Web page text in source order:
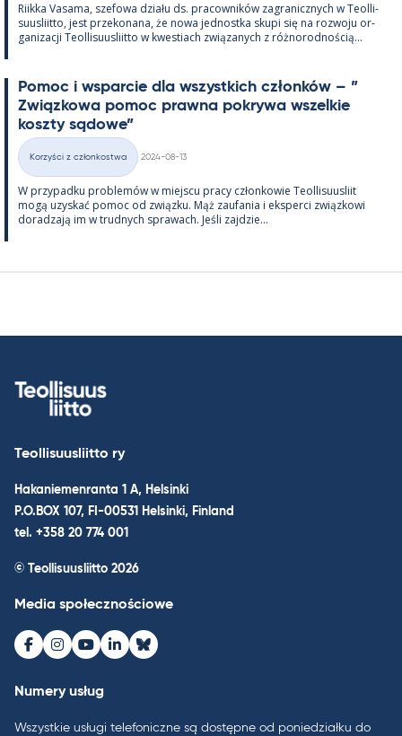
Riikka Va­sama, sze­fowa działu ds. pracow­ników za­gra­nicz­nych w Teol­li­
suus­liitto, jest prze­ko­nana, że nowa jed­nostka skupi się na rozwoju or­
ga­nizacji Teol­li­suus­liitto w kwes­tiach związa­nych z róż­no­rod­nością...
Po­moc i ws­parcie dla wszyst­kich członków – ”
Związ­kowa po­moc prawna pok­rywa wszel­kie
koszty są­dowe”
Kategorie
Korzyści z członkostwa
2024-08-13
W przy­padku problemów w miejscu pracy człon­kowie Teol­li­suus­liit
mogą uzys­kać po­moc od związku. Mąż zau­fa­nia i eks­perci związ­kowi
do­radzają im w trud­nych sprawach. Jeśli zajdzie...
Teollisuusliitto ry
Hakaniemenranta 1 A, Helsinki
P.O.BOX 107, FI-00531 Helsinki, Finland
tel. +358 20 774 001
© Teollisuusliitto 2026
Media społecznościowe
Facebook
Instagram
Youtube
LinkedInBluesky
Numery usług
Wszystkie usługi telefoniczne są dostępne od poniedziałku do